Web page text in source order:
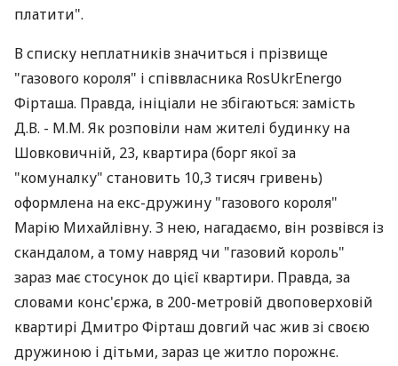
платити".
В списку неплатників значиться і прізвище
"газового короля" і співвласника RosUkrEnergo
Фірташа. Правда, ініціали не збігаються: замість
Д.В. - М.М. Як розповіли нам жителі будинку на
Шовковичній, 23, квартира (борг якої за
"комуналку" становить 10,3 тисяч гривень)
оформлена на екс-дружину "газового короля"
Марію Михайлівну. З нею, нагадаємо, він розвівся із
скандалом, а тому навряд чи "газовий король"
зараз має стосунок до цієї квартири. Правда, за
словами конс'єржа, в 200-метровій двоповерховій
квартирі Дмитро Фірташ довгий час жив зі своєю
дружиною і дітьми, зараз це житло порожнє.